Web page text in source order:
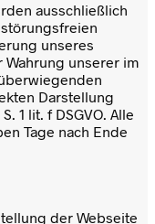
ausschließlich
unseres
unserer im
Darstellung
1 lit. f DSGVO. Alle
Tage nach Ende
der Webseite